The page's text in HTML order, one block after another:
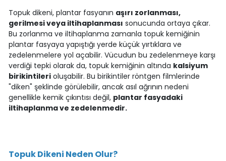
Topuk dikeni, plantar fasyanın aşırı zorlanması,
gerilmesi veya iltihaplanması sonucunda ortaya çıkar.
Bu zorlanma ve iltihaplanma zamanla topuk kemiğinin
plantar fasyaya yapıştığı yerde küçük yırtıklara ve
zedelenmelere yol açabilir. Vücudun bu zedelenmeye karşı
verdiği tepki olarak da, topuk kemiğinin altında kalsiyum
birikintilerioluşabilir. Bu birikintiler röntgen filmlerinde
"diken" şeklinde görülebilir, ancak asıl ağrının nedeni
genellikle kemik çıkıntısı değil, plantar fasyadaki
iltihaplanma ve zedelenmedir.
Topuk Dikeni Neden Olur?